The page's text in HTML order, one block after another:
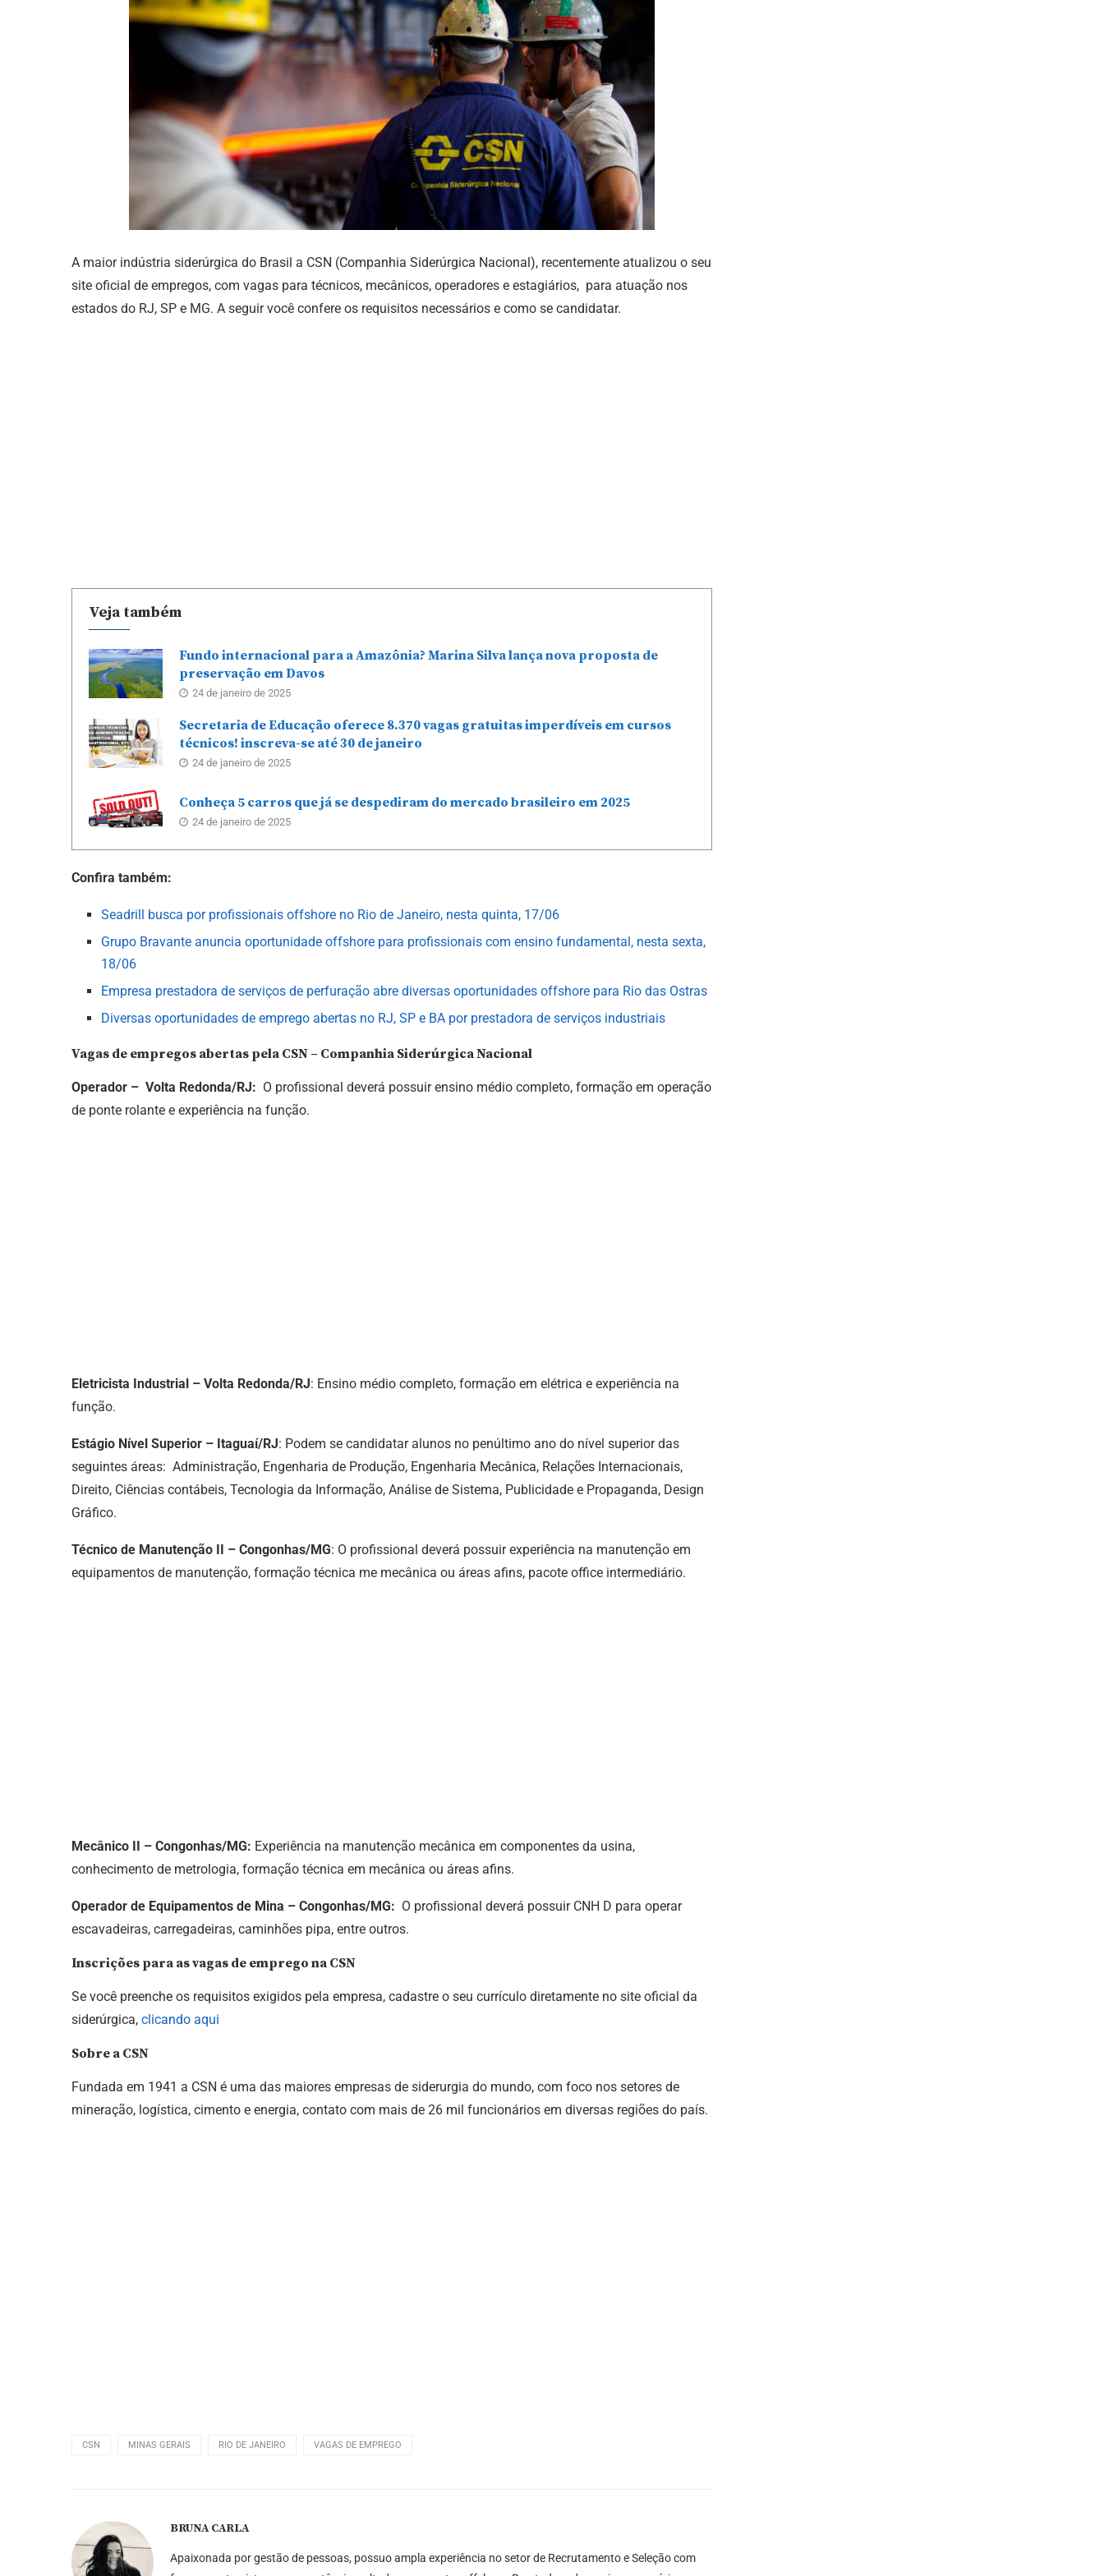
A maior indústria siderúrgica do Brasil a CSN (Companhia Siderúrgica Nacional), recentemente atualizou o seu
site oficial de empregos, com vagas para técnicos, mecânicos, operadores e estagiários, para atuação nos
estados do RJ, SP e MG. A seguir você confere os requisitos necessários e como se candidatar.
Veja também
Fundo internacional para a Amazônia? Marina Silva lança nova proposta de
preservação em Davos
24 de janeiro de 2025
Secretaria de Educação oferece 8.370 vagas gratuitas imperdíveis em cursos
técnicos! inscreva-se até 30 de janeiro
24 de janeiro de 2025
Conheça 5 carros que já se despediram do mercado brasileiro em 2025
24 de janeiro de 2025
Confira também:
Seadrill busca por profissionais offshore no Rio de Janeiro, nesta quinta, 17/06
Grupo Bravante anuncia oportunidade offshore para profissionais com ensino fundamental, nesta sexta,
18/06
Empresa prestadora de serviços de perfuração abre diversas oportunidades offshore para Rio das Ostras
Diversas oportunidades de emprego abertas no RJ, SP e BA por prestadora de serviços industriais
Vagas de empregos abertas pela CSN – Companhia Siderúrgica Nacional
Operador – Volta Redonda/RJ: O profissional deverá possuir ensino médio completo, formação em operação
de ponte rolante e experiência na função.
Eletricista Industrial – Volta Redonda/RJ: Ensino médio completo, formação em elétrica e experiência na
função.
Estágio Nível Superior – Itaguaí/RJ: Podem se candidatar alunos no penúltimo ano do nível superior das
seguintes áreas: Administração, Engenharia de Produção, Engenharia Mecânica, Relações Internacionais,
Direito, Ciências contábeis, Tecnologia da Informação, Análise de Sistema, Publicidade e Propaganda, Design
Gráfico.
Técnico de Manutenção II – Congonhas/MG: O profissional deverá possuir experiência na manutenção em
equipamentos de manutenção, formação técnica me mecânica ou áreas afins, pacote office intermediário.
Mecânico II – Congonhas/MG: Experiência na manutenção mecânica em componentes da usina,
conhecimento de metrologia, formação técnica em mecânica ou áreas afins.
Operador de Equipamentos de Mina – Congonhas/MG: O profissional deverá possuir CNH D para operar
escavadeiras, carregadeiras, caminhões pipa, entre outros.
Inscrições para as vagas de emprego na CSN
Se você preenche os requisitos exigidos pela empresa, cadastre o seu currículo diretamente no site oficial da
siderúrgica, clicando aqui
Sobre a CSN
Fundada em 1941 a CSN é uma das maiores empresas de siderurgia do mundo, com foco nos setores de
mineração, logística, cimento e energia, contato com mais de 26 mil funcionários em diversas regiões do país.
CSN MINAS GERAIS RIO DE JANEIRO VAGAS DE EMPREGO
BRUNA CARLA
Apaixonada por gestão de pessoas, possuo ampla experiência no setor de Recrutamento e Seleção com